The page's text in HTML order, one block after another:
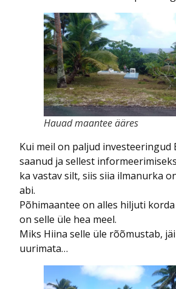
Hauad maantee ääres
Kui meil on paljud investeeringud
saanud ja sellest
ka vastav silt, siis siia ilmanurka
abi.
Põhimaantee on alles hiljuti
on selle üle hea meel.
Miks Hiina selle üle rõõmustab,
uurimata…